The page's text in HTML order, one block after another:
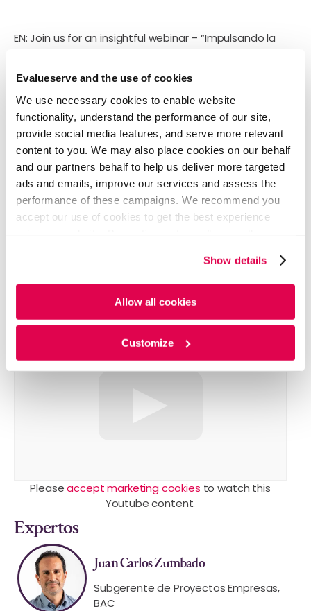
Evalueserve and the use of cookies
We use necessary cookies to enable website
functionality, understand the performance of our site,
provide social media features, and serve more relevant
content to you. We may also place cookies on our behalf
and our partners behalf to help us deliver more targeted
ads and emails, improve our services and assess the
performance of these campaigns. We recommend you
accept our use of cookies to get the best experience
cookies. For more information, please review ourCookie
PolicyandPrivacy Policy.
Show details
Allow all cookies
Customize
EN: Join us for an insightful webinar – “Impulsando la
In the session, we will explore the imperative shift
towards modernization in financial spreading and its
meaning for lending agents. Featuring a real-life case
study from a leading banking institution, to showcase
how they leveraged AI-powered automation tools to
revolutionize their loan processing and financial
analysis.
Discover firsthand how embracing these cutting-
edge technologies can streamline operations,
enhance accuracy, and position your organization for
unprecedented growth and success through digital
Don’t miss this opportunity to learn from industry
experts and gain practical, actionable insights for
Pleaseaccept marketing cookies to watch this
Youtube content.
Expertos
Juan Carlos Zumbado
Subgerente de Proyectos Empresas,
BAC